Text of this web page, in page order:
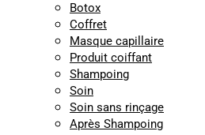
Botox
Coffret
Masque capillaire
Produit coiffant
Shampoing
Soin
Soin sans rinçage
Après Shampoing